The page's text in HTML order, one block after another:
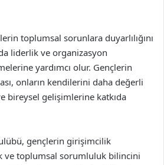
toplumsal sorunlara duyarlılığını
liderlik ve organizasyon
yardımcı olur. Gençlerin
onların kendilerini daha değerli
bireysel gelişimlerine katkıda
gençlerin girişimcilik
ve toplumsal sorumluluk bilincini